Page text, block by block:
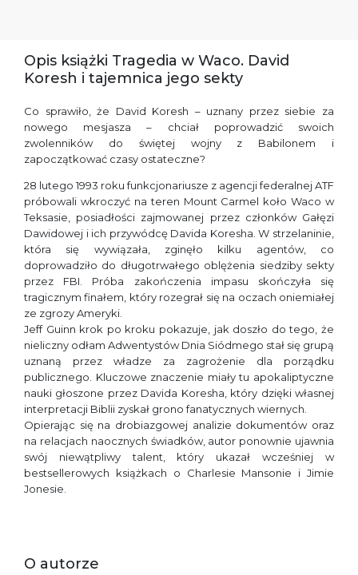
Opis książki Tragedia w Waco. David
Koresh i tajemnica jego sekty
Co sprawiło, że David Koresh – uznany przez siebie za
nowego mesjasza – chciał poprowadzić swoich
zwolenników do świętej wojny z Babilonem i
zapoczątkować czasy ostateczne?
28 lutego 1993 roku funkcjonariusze z agencji federalnej ATF
próbowali wkroczyć na teren Mount Carmel koło Waco w
Teksasie, posiadłości zajmowanej przez członków Gałęzi
Dawidowej i ich przywódcę Davida Koresha. W strzelaninie,
która się wywiązała, zginęło kilku agentów, co
doprowadziło do długotrwałego oblężenia siedziby sekty
przez FBI. Próba zakończenia impasu skończyła się
tragicznym finałem, który rozegrał się na oczach oniemiałej
ze zgrozy Ameryki.
Jeff Guinn krok po kroku pokazuje, jak doszło do tego, że
nieliczny odłam Adwentystów Dnia Siódmego stał się grupą
uznaną przez władze za zagrożenie dla porządku
publicznego. Kluczowe znaczenie miały tu apokaliptyczne
nauki głoszone przez Davida Koresha, który dzięki własnej
interpretacji Biblii zyskał grono fanatycznych wiernych.
Opierając się na drobiazgowej analizie dokumentów oraz
na relacjach naocznych świadków, autor ponownie ujawnia
swój niewątpliwy talent, który ukazał wcześniej w
bestsellerowych książkach o Charlesie Mansonie i Jimie
Jonesie.
O autorze